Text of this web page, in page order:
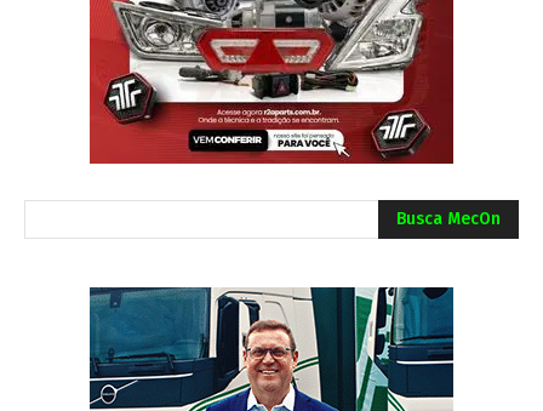
Busca MecOn